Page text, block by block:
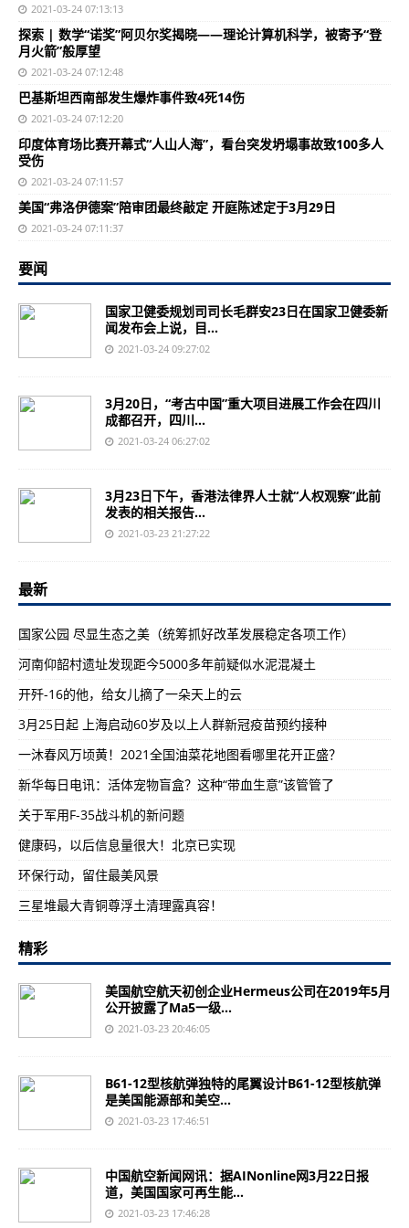
2021-03-24 07:13:13
探索 | 数学“诺奖”阿贝尔奖揭晓——理论计算机科学，被寄予“登
月火箭”般厚望
2021-03-24 07:12:48
巴基斯坦西南部发生爆炸事件致4死14伤
2021-03-24 07:12:20
印度体育场比赛开幕式“人山人海”，看台突发坍塌事故致100多人
受伤
2021-03-24 07:11:57
美国“弗洛伊德案”陪审团最终敲定 开庭陈述定于3月29日
2021-03-24 07:11:37
要闻
国家卫健委规划司司长毛群安23日在国家卫健委新
闻发布会上说，目...
2021-03-24 09:27:02
3月20日，“考古中国”重大项目进展工作会在四川
成都召开，四川...
2021-03-24 06:27:02
3月23日下午，香港法律界人士就“人权观察”此前
发表的相关报告...
2021-03-23 21:27:22
最新
国家公园 尽显生态之美（统筹抓好改革发展稳定各项工作）
河南仰韶村遗址发现距今5000多年前疑似水泥混凝土
开歼-16的他，给女儿摘了一朵天上的云
3月25日起 上海启动60岁及以上人群新冠疫苗预约接种
一沐春风万顷黄！2021全国油菜花地图看哪里花开正盛？
新华每日电讯：活体宠物盲盒？这种“带血生意”该管管了
关于军用F-35战斗机的新问题
健康码，以后信息量很大！北京已实现
环保行动，留住最美风景
三星堆最大青铜尊浮土清理露真容！
精彩
美国航空航天初创企业Hermeus公司在2019年5月
公开披露了Ma5一级...
2021-03-23 20:46:05
B61-12型核航弹独特的尾翼设计B61-12型核航弹
是美国能源部和美空...
2021-03-23 17:46:51
中国航空新闻网讯：据AINonline网3月22日报
道，美国国家可再生能...
2021-03-23 17:46:28